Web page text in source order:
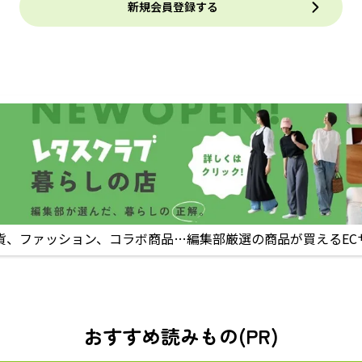
新規会員登録する
、ファッション、コラボ商品…編集部厳選の商品が買えるEC
おすすめ読みもの(PR)